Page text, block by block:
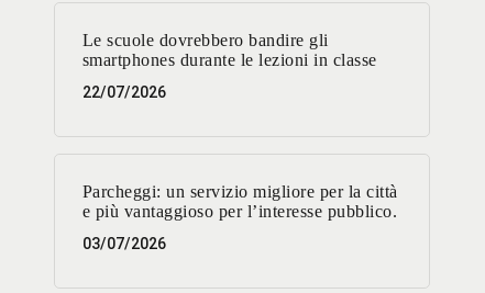
Le scuole dovrebbero bandire gli
smartphones durante le lezioni in classe
22/07/2026
Parcheggi: un servizio migliore per la città
e più vantaggioso per l’interesse pubblico.
03/07/2026